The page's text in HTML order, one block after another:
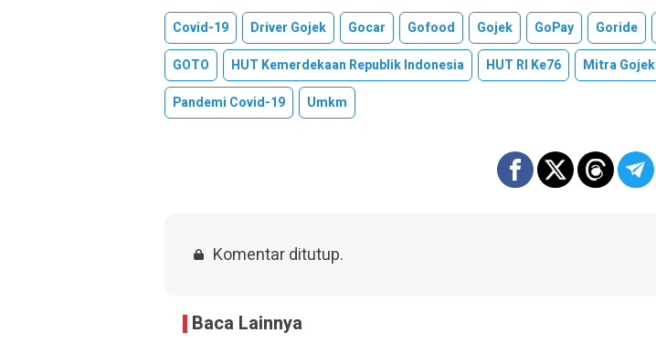
Covid-19 Driver Gojek Gocar Gofood Gojek GoPay Goride
GOTO
HUT Kemerdekaan Republik Indonesia HUT RI Ke76
Mitra Gojek
Pandemi Covid-19
Umkm
Komentar ditutup.
Baca Lainnya